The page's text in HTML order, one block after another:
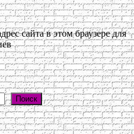
сайта в этом браузере для
Поиск